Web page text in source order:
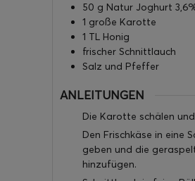
50 g Natur Joghurt
1 große Karotte
1 TL Honig
frischer Schnittlauch
Salz und Pfeffer
ANLEITUNGEN
Die Karotte schälen
Den Frischkäse in eine
geben und die
hinzufügen.